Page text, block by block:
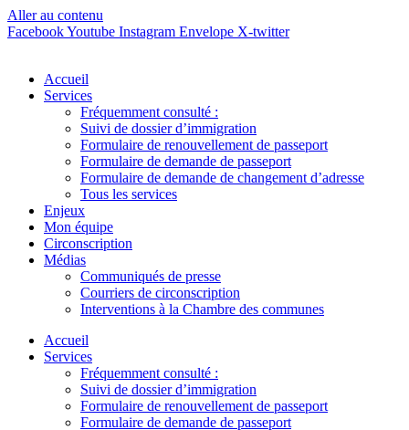
Aller au contenu
FacebookYoutube Instagram Envelope X-twitter
Accueil
Services
Fréquemment consulté :
Suivi de dossier d’immigration
Formulaire de renouvellement de passeport
Formulaire de demande de passeport
Formulaire de demande de changement d’adresse
Tous les services
Enjeux
Mon équipe
Circonscription
Médias
Communiqués de presse
Courriers de circonscription
Interventions à la Chambre des communes
Accueil
Services
Fréquemment consulté :
Suivi de dossier d’immigration
Formulaire de renouvellement de passeport
Formulaire de demande de passeport